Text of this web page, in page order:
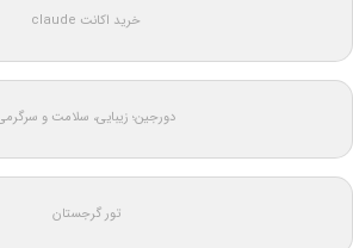
خرید اکانت claude
دورجین؛ زیبایی، سلامت و
تور گرجستان